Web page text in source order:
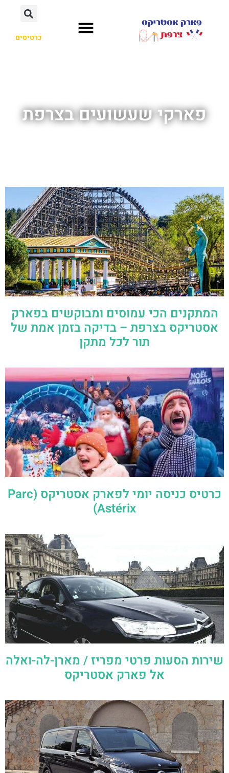
כרטיסים
פארקי שעשועים בצרפת
המתקנים הכי עמוסים ומבוקשים בפארק
אסטריקס בצרפת – בדיקה בזמן אמת של
תור לכל מתקן
כרטיס כניסה יומי לפארק אסטריקס (Parc
Astérix)
שירות הסעות פרטי מפריז / מארן-לה-ואלה
אל פארק אסטריקס